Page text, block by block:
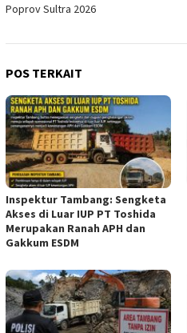
Poprov Sultra 2026
POS TERKAIT
Inspektur Tambang: Sengketa
Akses di Luar IUP PT Toshida
Merupakan Ranah APH dan
Gakkum ESDM